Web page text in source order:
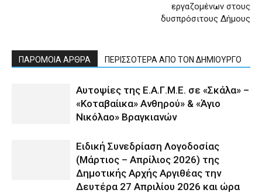
εργαζομένων στους
δυσπρόσιτους Δήμους
ΠΑΡΟΜΟΙΑ ΑΡΘΡΑ ΠΕΡΙΣΣΟΤΕΡΑ ΑΠΟ ΤΟΝ ΔΗΜΙΟΥΡΓΟ
Αυτοψίες της Ε.Α.Γ.Μ.Ε. σε «Σκάλα» –
«Κοταβαίικα» Ανθηρού» & «Άγιο
Νικόλαο» Βραγκιανών
Ειδική Συνεδρίαση Λογοδοσίας
(Μάρτιος – Απρίλιος 2026) της
Δημοτικής Αρχής Αργιθέας την
Δευτέρα 27 Απριλίου 2026 και ώρα